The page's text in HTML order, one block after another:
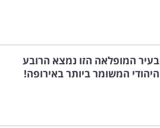
בעיר המופלאה הזו נמצא הרובע
היהודי המשומר ביותר באירופה!